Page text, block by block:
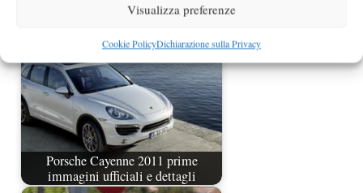
Visualizza preferenze
Cookie PolicyDichiarazione sulla Privacy
Porsche Cayenne 2011 prime
immagini ufficiali e dettagli